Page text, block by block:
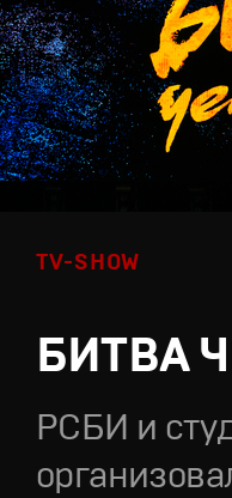
TV-SHOW
БИТВА
РСБИ и